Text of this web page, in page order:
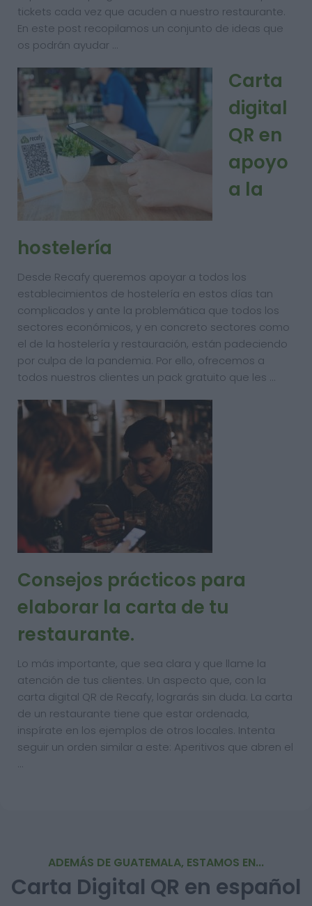
tickets cada vez que acuden a nuestro restaurante.
En este post recopilamos un conjunto de ideas que
os podrán ayudar …
Carta
digital
QR en
apoyo
a la
hostelería
Desde Recafy queremos apoyar a todos los
establecimientos de hostelería en estos días tan
complicados y ante la problemática que todos los
sectores económicos, y en concreto sectores como
el de la hostelería y restauración, están padeciendo
por culpa de la pandemia. Por ello, ofrecemos a
todos nuestros clientes un pack gratuito que les …
Consejos prácticos para
elaborar la carta de tu
restaurante.
Lo más importante, que sea clara y que llame la
atención de tus clientes. Un aspecto que, con la
carta digital QR de Recafy, lograrás sin duda. La carta
de un restaurante tiene que estar ordenada,
inspírate en los ejemplos de otros locales. Intenta
seguir un orden similar a este: Aperitivos que abren el
…
ADEMÁS DE GUATEMALA, ESTAMOS EN...
Carta Digital QR en español